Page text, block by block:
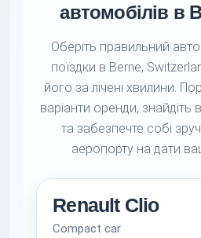
автомобілів в
Оберіть правильний
поїздки в Berne,
його за лічені хвилини.
варіанти оренди, знайдіть
та забезпечте собі
аеропорту на дати
Renault Clio
Compact car